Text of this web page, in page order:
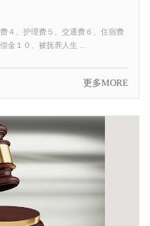
４、护理费５、交通费６、住宿费
金１０、被抚养人生 ...
更多MORE